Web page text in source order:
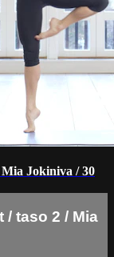
Jokiniva / 30
taso 2 / Mia